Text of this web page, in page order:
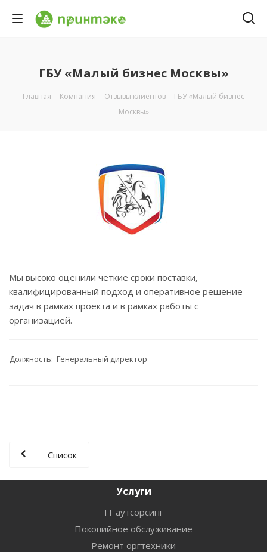
ГБУ «Малый бизнес Москвы»
Главная - Компания - Отзывы клиентов - ГБУ «Малый бизнес
Москвы»
Мы высоко оценили четкие сроки поставки,
квалифицированный подход и оперативное решение
задач в рамках проекта и в рамках работы с
организацией.
Должность: Генеральный директор
Список
Услуги
IT аутсорсинг
Покопийное обслуживание
Ремонт оргтехники